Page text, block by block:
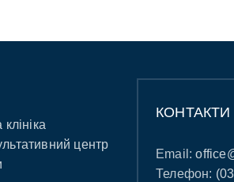
центр
КОНТАКТИ
Email:
Телефон: